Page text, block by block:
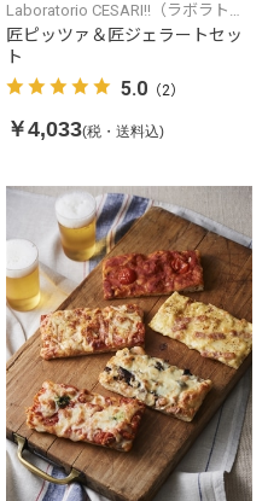
Laboratorio CESARI!!（ラボラトリ
オチェザリ）
匠ピッツァ＆匠ジェラートセッ
ト
5.0（2）
￥4,033(税・送料込)